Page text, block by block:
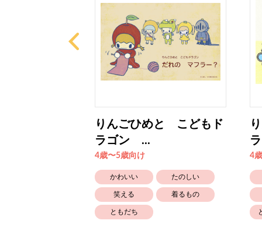
りんごひめと こどもド
ラゴン ...
4歳〜5歳向け
かわいい たのしい
笑える 着るもの
ともだち
4